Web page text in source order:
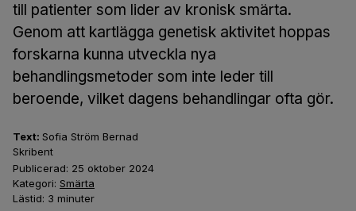
Text: Sofia Ström Bernad
Skribent
Publicerad: 25 oktober 2024
Kategori: Smärta
Lästid: 3 minuter
till patienter som lider av kronisk smärta.
Genom att kartlägga genetisk aktivitet hoppas
forskarna kunna utveckla nya
behandlingsmetoder som inte leder till
beroende, vilket dagens behandlingar ofta gör.